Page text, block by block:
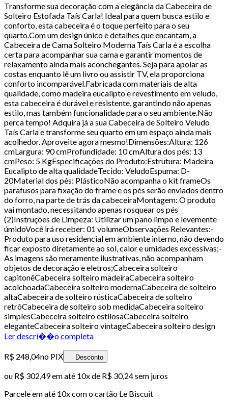
Transforme sua decoração com a elegância da Cabeceira de
Solteiro Estofada Taís Carla! Ideal para quem busca estilo e
conforto, esta cabeceira é o toque perfeito para o seu
quarto.Com um design único e detalhes que encantam, a
Cabeceira de Cama Solteiro Moderna Taís Carla é a escolha
certa para acompanhar sua cama e garantir momentos de
relaxamento ainda mais aconchegantes. Seja para apoiar as
costas enquanto lê um livro ou assistir TV, ela proporciona
conforto incomparável.Fabricada com materiais de alta
qualidade, como madeira eucalipto e revestimento em veludo,
esta cabeceira é durável e resistente, garantindo não apenas
estilo, mas também funcionalidade para o seu ambiente.Não
perca tempo! Adquira já a sua Cabeceira de Solteiro Veludo
Taís Carla e transforme seu quarto em um espaço ainda mais
acolhedor. Aproveite agora mesmo!Dimensões:Altura: 126
cmLargura: 90 cmProfundidade: 10 cmAltura dos pés: 13
cmPeso: 5 KgEspecificações do Produto:Estrutura: Madeira
Eucalipto de alta qualidadeTecido: VeludoEspuma: D-
20Material dos pés: PlásticoNão acompanha o kit frameOs
parafusos para fixação do frame e os pés serão enviados dentro
do forro, na parte de trás da cabeceiraMontagem: O produto
vai montado, necessitando apenas rosquear os pés
(2)Instruções de Limpeza: Utilizar um pano limpo e levemente
úmidoVocê irá receber: 01 volumeObservações Relevantes:-
Produto para uso residencial em ambiente interno, não devendo
ficar exposto diretamente ao sol, calor e umidades excessivas;-
As imagens são meramente ilustrativas, não acompanham
objetos de decoração e eletros;Cabeceira solteiro
capitonêCabeceira solteiro madeiraCabeceira solteiro
acolchoadaCabeceira solteiro modernaCabeceira de solteiro
altaCabeceira de solteiro rústicaCabeceira de solteiro
retrôCabeceira de solteiro sob medidaCabeceira solteiro
simplesCabeceira solteiro estilosaCabeceira solteiro
eleganteCabeceira solteiro vintageCabeceira solteiro design
Ler descri��o completa
R$ 248,04no PIX Desconto
ou R$ 302,49em até 10x de R$ 30,24 sem juros
Parcele em até 10x com o cartão Le Biscuit